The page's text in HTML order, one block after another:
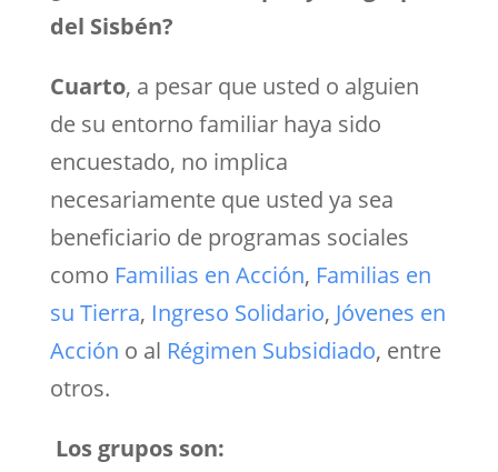
del Sisbén?
Cuarto, a pesar que usted o alguien
de su entorno familiar haya sido
encuestado, no implica
necesariamente que usted ya sea
beneficiario de programas sociales
como Familias en Acción, Familias en
su Tierra, Ingreso Solidario, Jóvenes en
Acción o al Régimen Subsidiado, entre
otros.
Los grupos son: